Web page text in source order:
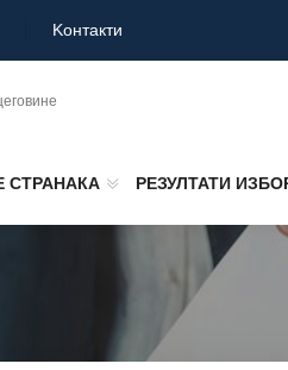
Koнтакти
СТРАНАКА РЕЗУЛТАТИ